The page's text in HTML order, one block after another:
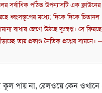
সর্বাধিক পঠিত উপন্যাসটি এক ক্লাউনের
ধ্বংসস্তূপের মধ্যে; দিকে দিকে চিতানল
বাধায় জেগে উঠছে দুঃস্বপ্ন। সে ফিরছে
তার প্রকাণ্ড নৈতিক প্রশ্নের সামনে।
কূল পায় না, রেলওয়ে কেন